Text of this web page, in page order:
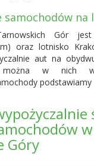
samochodów na
Gór
oraz lotnisko
aut na
w nich
podstawiamy
Góry